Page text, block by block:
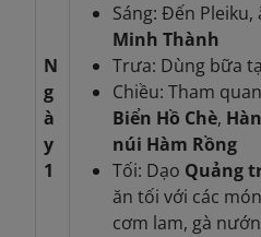
N
g
à
y
1
Sáng: Đến Pleiku,
Minh Thành
Trưa: Dùng bữa
Chiều: Tham quan
Biển Hồ Chè,
núi Hàm Rồng
Tối: Dạo Quảng
ăn tối với các
cơm lam, gà